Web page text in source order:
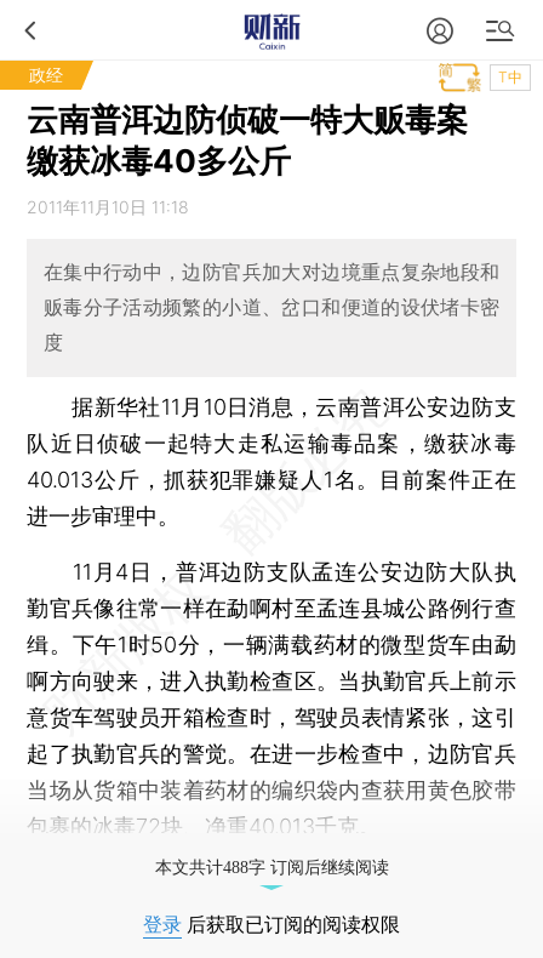
政经 T中
云南普洱边防侦破一特大贩毒案
缴获冰毒40多公斤
2011年11月10日 11:18
在集中行动中，边防官兵加大对边境重点复杂地段和
贩毒分子活动频繁的小道、岔口和便道的设伏堵卡密
度
据新华社11月10日消息，云南普洱公安边防支
队近日侦破一起特大走私运输毒品案，缴获冰毒
40.013公斤，抓获犯罪嫌疑人1名。目前案件正在
进一步审理中。
11月4日，普洱边防支队孟连公安边防大队执
勤官兵像往常一样在勐啊村至孟连县城公路例行查
缉。下午1时50分，一辆满载药材的微型货车由勐
啊方向驶来，进入执勤检查区。当执勤官兵上前示
意货车驾驶员开箱检查时，驾驶员表情紧张，这引
起了执勤官兵的警觉。在进一步检查中，边防官兵
当场从货箱中装着药材的编织袋内查获用黄色胶带
包裹的冰毒72块、净重40.013千克。
本文共计488字 订阅后继续阅读
登录 后获取已订阅的阅读权限